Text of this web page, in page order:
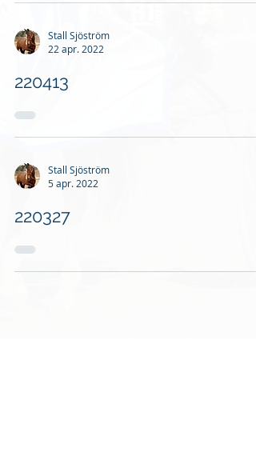
Stall Sjöström
22 apr. 2022
220413
Stall Sjöström
5 apr. 2022
220327